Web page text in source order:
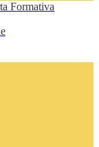
Formativa